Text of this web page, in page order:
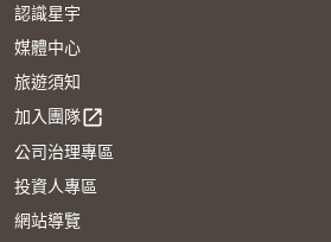
認識星宇
媒體中心
旅遊須知
加入團隊open_in_new
公司治理專區
投資人專區
網站導覽